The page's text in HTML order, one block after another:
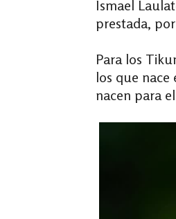
Ismael
prestada,
Para los
los que nace
nacen para